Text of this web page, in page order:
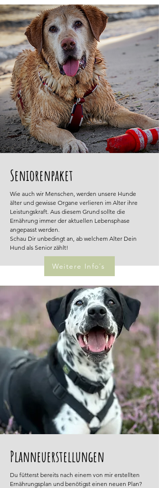
Seniorenpaket
Wie auch wir Menschen, werden unsere Hunde
älter und gewisse Organe verlieren im Alter ihre
Leistungskraft. Aus diesem Grund sollte die
Ernährung immer der aktuellen Lebensphase
angepasst werden.
Schau Dir unbedingt an, ab welchem Alter Dein
Hund als Senior zählt!
Planneuerstellungen
Du fütterst bereits nach einem von mir erstellten
Ernährungsplan und benötigst einen neuen Plan?
Weitere Info´s